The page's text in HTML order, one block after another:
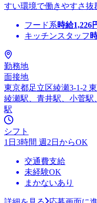
すい環境で働きやすさ
フード系時給1,226
キッチンスタッフ
勤務地
面接地
東京都足立区綾瀬3-1-2
綾瀬駅、青井駅、小菅駅
駅
シフト
1日3時間 週2日からOK
交通費支給
未経験OK
まかないあり